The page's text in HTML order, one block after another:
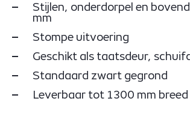
Stijlen, onderdorpel en
mm
Stompe uitvoering
Geschikt als taatsdeur,
Standaard zwart gegrond
Leverbaar tot 1300 mm